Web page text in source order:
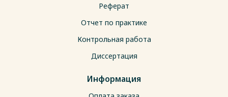
Реферат
Отчет по практике
Контрольная работа
Диссертация
Информация